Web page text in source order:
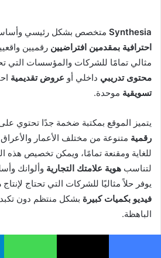
Synthesia متخصص بشكل رئيسي
احترافية بمقدمين افتراضيين رقميين
مثالي تمامًا للشركات والمؤسسات التي
محتوى تدريبي داخلي أو عروض تقديمية
تسويقية موحدة.
يتميز الموقع بمكتبة ضخمة جدًا تحتوي
رقمية متنوعة من مختلف الأعمار والأعراق
للغاية ومقنعة تمامًا، ويمكن تخصيص
لتناسب هوية علامتك التجارية
يوفر حلاً مثاليًا للشركات التي تحتاج لإنتاج
فيديو بكميات كبيرة بشكل منتظم دون تكبد
الباهظة.